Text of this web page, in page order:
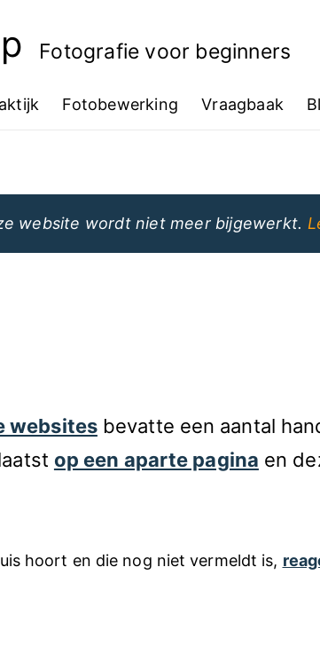
Fotografie voor beginners
Fotobewerking Vraagbaak
website wordt niet meer bijgewerkt.
websitesbevatte een aantal
op een aparte pagina en
hoort en die nog niet vermeldt is,